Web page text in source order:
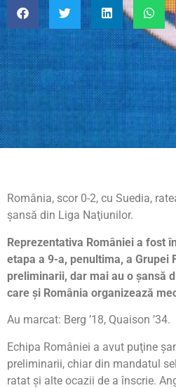
România, scor 0-2, cu Suedia,
şansă din Liga Naţiunilor.
Reprezentativa României a fost
etapa a 9-a, penultima, a Grupei
preliminarii, dar mai au o şansă
care şi România organizează
Au marcat: Berg ’18, Quaison ’34.
Echipa României a avut puţine
preliminarii, chiar din mandatul
ratat şi alte ocazii de a înscrie.